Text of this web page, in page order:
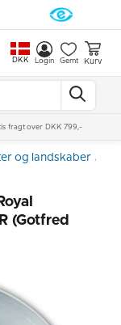
DKK Login Gemt Kurv
fragt over DKK 799,-
og landskaber
(Gotfred